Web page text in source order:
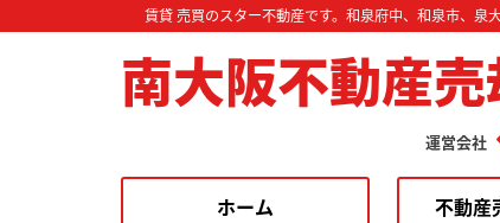
賃貸 売買のスター不動産です。和泉府中、和泉市、泉
南大阪不動産
運営会社
ホーム 不動産